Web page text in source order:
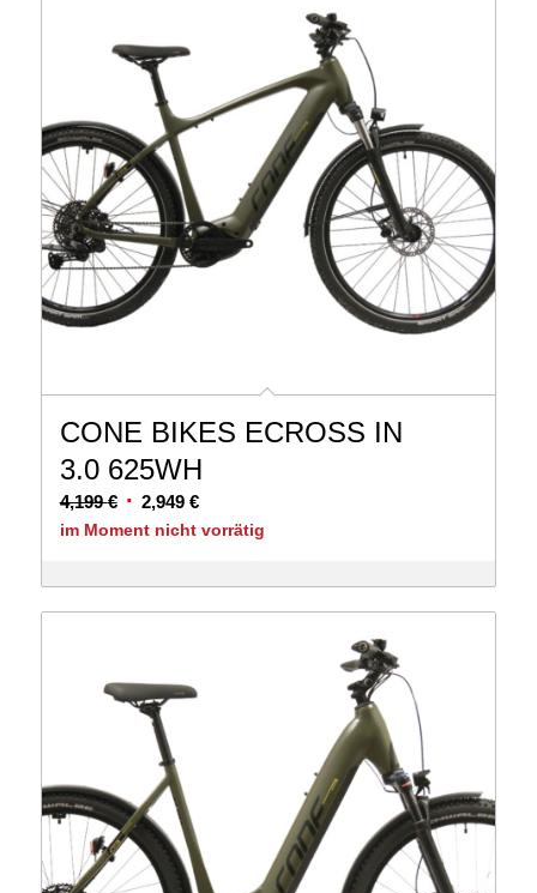
CONE BIKES ECROSS IN
3.0 625WH
4,199€ Ursprünglicher
Preis
4,199 €
2,949 €Aktueller
Preis
2,949 €.
im Moment nicht vorrätig